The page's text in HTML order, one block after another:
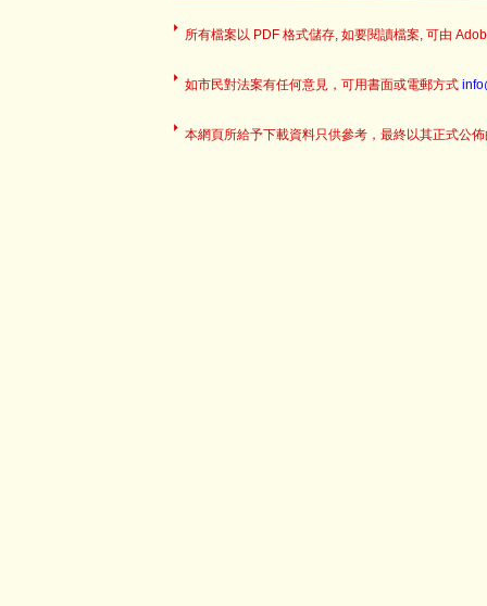
所有檔案以 PDF 格式儲存, 如要閱讀檔案, 可由
如市民對法案有任何意見，可用書面或電郵方式
本網頁所給予下載資料只供參考，最終以其正式公